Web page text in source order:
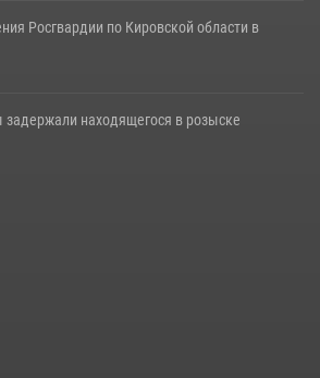
Росгвардии по Кировской области в
задержали находящегося в розыске